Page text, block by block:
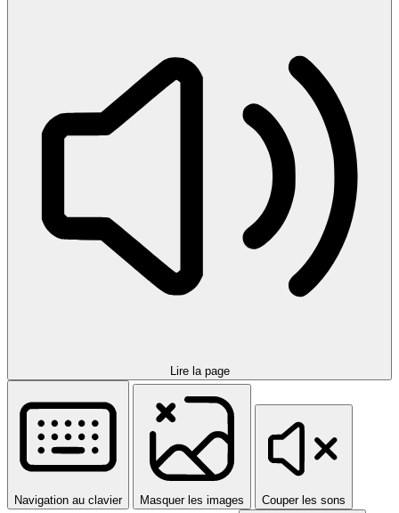
Lire la page
Navigation au clavier Masquer les images Couper les sons